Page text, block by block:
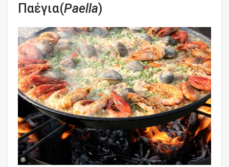
Παέγια(Paella)